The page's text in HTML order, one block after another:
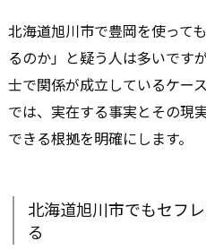
北海道旭川市で豊岡を使って
るのか」と疑う人は多いです
士で関係が成立しているケー
では、実在する事実とその現
できる根拠を明確にします。
北海道旭川市でもセフ
る